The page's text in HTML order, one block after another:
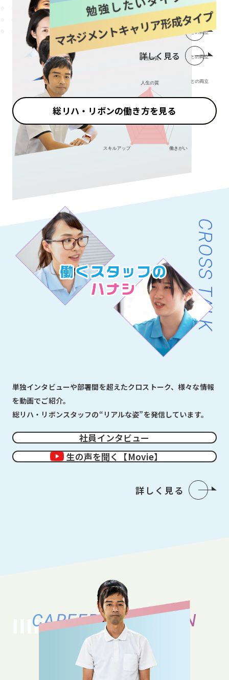
詳しく見る
詳しく見る
詳しく見る
総リハ・リボンの働き方を見る
CROSS TALK
単独インタビューや部署間を超えたクロストーク、様々な情報
を動画でご紹介。
総リハ・リボンスタッフの“リアルな姿”を発信しています。
社員インタビュー
生の声を聞く【Movie】
詳しく見る
CAREER VARIATION
キャリアバリエーション
それぞれのキャリアの築き方、働き方の
バリエーションをご紹介いたします。